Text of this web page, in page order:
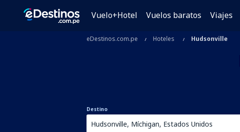
Vuelo+Hotel Vuelos baratos Viajes
eDestinos.com.pe Hoteles Hudsonville
Destino